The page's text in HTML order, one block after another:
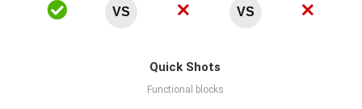
VS VS
Quick Shots
Functional blocks